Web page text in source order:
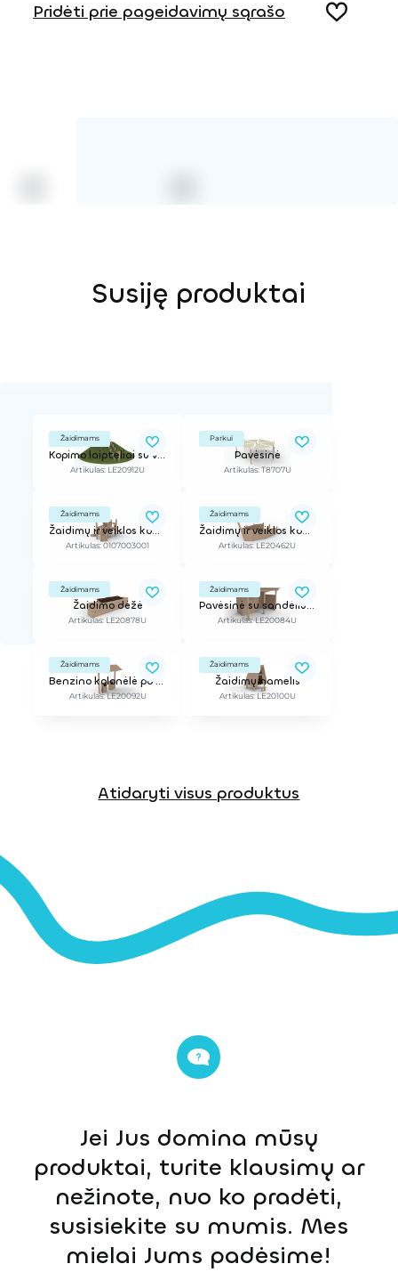
Pridėti prie pageidavimų sąrašo
Susiję produktai
Žaidimams
Kopimo laipteliai su virve prisilaikymui
Artikulas: LE20912U
Parkui
Pavėsinė
Artikulas: T8707U
Žaidimams
Žaidimų ir veiklos kompleksas
Artikulas: 0107003001
Žaidimams
Žaidimų ir veiklos kompleksas
Artikulas: LE20462U
Žaidimams
Žaidimo dėžė
Artikulas: LE20878U
Žaidimams
Pavėsinė su sandėliuku (stogas 2mx3.6m)
Artikulas: LE20084U
Žaidimams
Benzino kolonėlė po stogeliu
Artikulas: LE20092U
Žaidimams
Žaidimų namelis
Artikulas: LE20100U
Atidaryti visus produktus
Jei Jus domina mūsų
produktai, turite klausimų ar
nežinote, nuo ko pradėti,
susisiekite su mumis. Mes
mielai Jums padėsime!